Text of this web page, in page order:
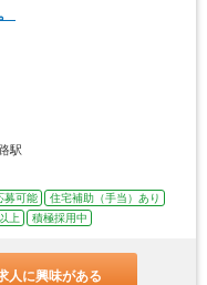
駅
募可能
住宅補助（手当）あり
上 積極採用中
人に興味がある